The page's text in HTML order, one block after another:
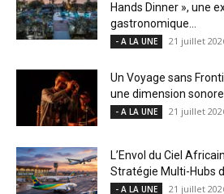
Hands Dinner », une
gastronomique...
- A LA UNE 21 juillet
Un Voyage sans
une dimension
- A LA UNE 21 juillet
L’Envol du Ciel
Stratégie Multi-Hubs
- A LA UNE 21 juillet